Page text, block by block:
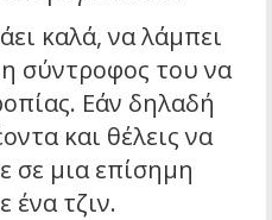
καλά, να λάμπει
σύντροφος του να
Εάν δηλαδή
και θέλεις να
σε μια επίσημη
ένα τζιν.